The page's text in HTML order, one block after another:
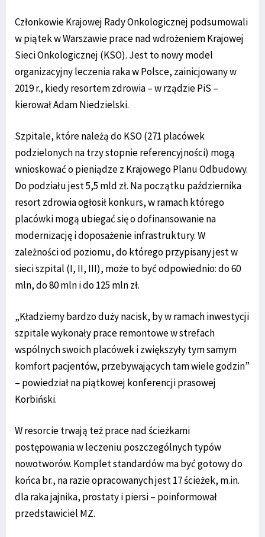
Członkowie Krajowej Rady Onkologicznej podsumowali
w piątek w Warszawie prace nad wdrożeniem Krajowej
Sieci Onkologicznej (KSO). Jest to nowy model
organizacyjny leczenia raka w Polsce, zainicjowany w
2019 r., kiedy resortem zdrowia – w rządzie PiS –
kierował Adam Niedzielski.
Szpitale, które należą do KSO (271 placówek
podzielonych na trzy stopnie referencyjności) mogą
wnioskować o pieniądze z Krajowego Planu Odbudowy.
Do podziału jest 5,5 mld zł. Na początku października
resort zdrowia ogłosił konkurs, w ramach którego
placówki mogą ubiegać się o dofinansowanie na
modernizację i doposażenie infrastruktury. W
zależności od poziomu, do którego przypisany jest w
sieci szpital (I, II, III), może to być odpowiednio: do 60
mln, do 80 mln i do 125 mln zł.
„Kładziemy bardzo duży nacisk, by w ramach inwestycji
szpitale wykonały prace remontowe w strefach
wspólnych swoich placówek i zwiększyły tym samym
komfort pacjentów, przebywających tam wiele godzin”
– powiedział na piątkowej konferencji prasowej
Korbiński.
W resorcie trwają też prace nad ścieżkami
postępowania w leczeniu poszczególnych typów
nowotworów. Komplet standardów ma być gotowy do
końca br., na razie opracowanych jest 17 ścieżek, m.in.
dla raka jajnika, prostaty i piersi – poinformował
przedstawiciel MZ.